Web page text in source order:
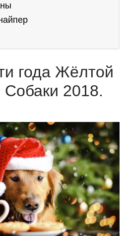
года Жёлтой
2018.